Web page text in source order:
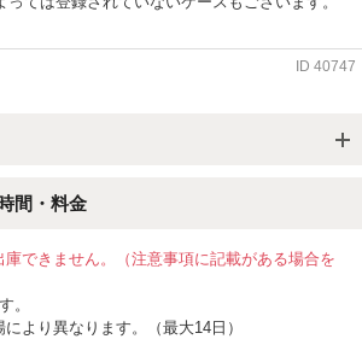
ID 40747
間・料金
できません。（注意事項に記載がある場合を
。
より異なります。（最大14日）